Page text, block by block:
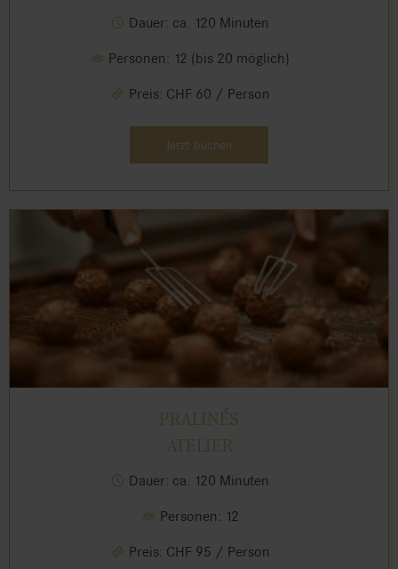
Dauer: ca. 120 Minuten
Personen: 12 (bis 20 möglich)
Preis: CHF 60 / Person
Jetzt buchen
PRALINÉS
ATELIER
Dauer: ca. 120 Minuten
Personen: 12
Preis: CHF 95 / Person